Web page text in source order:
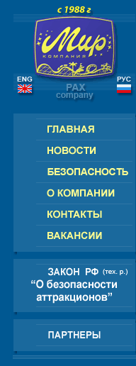
- СНГ -